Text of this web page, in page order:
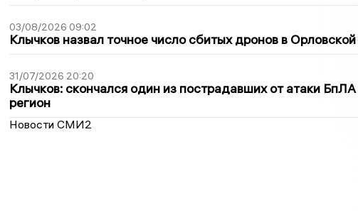
03/08/2026 09:02
Клычков назвал точное число сбитых дронов в
31/07/2026 20:20
Клычков: скончался один из пострадавших от атаки
регион
Новости СМИ2